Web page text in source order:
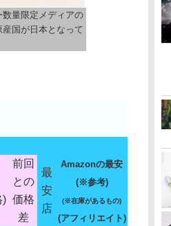
数量限定メディアの
産国が日本となって
)
前回
との
価格
差
最
安
店
Amazonの最安
(※参考)
(※在庫があるもの)
(アフィリエイト)